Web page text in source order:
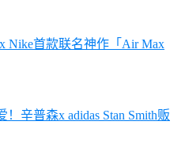
Nike首款联名神作「Air Max
辛普森x adidas Stan Smith贩